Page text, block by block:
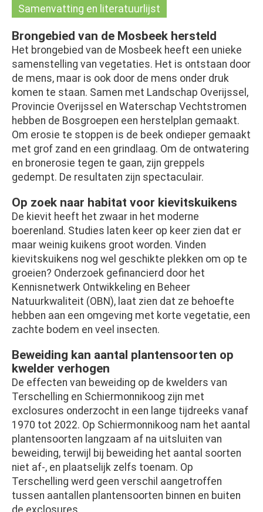
Samenvatting en literatuurlijst
Brongebied van de Mosbeek hersteld
Het brongebied van de Mosbeek heeft een unieke
samenstelling van vegetaties. Het is ontstaan door
de mens, maar is ook door de mens onder druk
komen te staan. Samen met Landschap Overijssel,
Provincie Overijssel en Waterschap Vechtstromen
hebben de Bosgroepen een herstelplan gemaakt.
Om erosie te stoppen is de beek ondieper gemaakt
met grof zand en een grindlaag. Om de ontwatering
en bronerosie tegen te gaan, zijn greppels
gedempt. De resultaten zijn spectaculair.
Op zoek naar habitat voor kievitskuikens
De kievit heeft het zwaar in het moderne
boerenland. Studies laten keer op keer zien dat er
maar weinig kuikens groot worden. Vinden
kievitskuikens nog wel geschikte plekken om op te
groeien? Onderzoek gefinancierd door het
Kennisnetwerk Ontwikkeling en Beheer
Natuurkwaliteit (OBN), laat zien dat ze behoefte
hebben aan een omgeving met korte vegetatie, een
zachte bodem en veel insecten.
Beweiding kan aantal plantensoorten op
kwelder verhogen
De effecten van beweiding op de kwelders van
Terschelling en Schiermonnikoog zijn met
exclosures onderzocht in een lange tijdreeks vanaf
1970 tot 2022. Op Schiermonnikoog nam het aantal
plantensoorten langzaam af na uitsluiten van
beweiding, terwijl bij beweiding het aantal soorten
niet af-, en plaatselijk zelfs toenam. Op
Terschelling werd geen verschil aangetroffen
tussen aantallen plantensoorten binnen en buiten